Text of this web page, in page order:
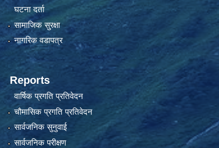
घटना दर्ता
सामाजिक सुरक्षा
नागरिक वडापत्र
Reports
वार्षिक प्रगति प्रतिवेदन
चौमासिक प्रगति प्रतिवेदन
सार्वजनिक सुनुवाई
सार्वजनिक परीक्षण